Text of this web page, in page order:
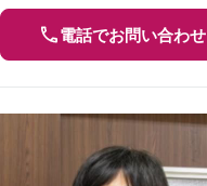
電話でお問い合わせ